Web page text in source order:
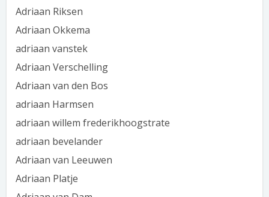
Adriaan Riksen
Adriaan Okkema
adriaan vanstek
Adriaan Verschelling
Adriaan van den Bos
adriaan Harmsen
adriaan willem frederikhoogstrate
adriaan bevelander
Adriaan van Leeuwen
Adriaan Platje